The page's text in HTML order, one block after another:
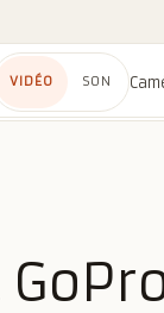
VIDÉO SON